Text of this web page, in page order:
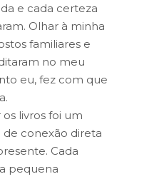
e cada certeza
Olhar à minha
familiares e
no meu
eu, fez com que
livros foi um
conexão direta
Cada
pequena